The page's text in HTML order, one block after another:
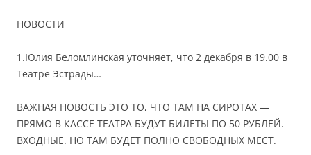
НОВОСТИ
1.Юлия Беломлинская уточняет, что 2 декабря в 19.00 в
Театре Эстрады…
ВАЖНАЯ НОВОСТЬ ЭТО ТО, ЧТО ТАМ НА СИРОТАХ —
ПРЯМО В КАССЕ ТЕАТРА БУДУТ БИЛЕТЫ ПО 50 РУБЛЕЙ.
ВХОДНЫЕ. НО ТАМ БУДЕТ ПОЛНО СВОБОДНЫХ МЕСТ.